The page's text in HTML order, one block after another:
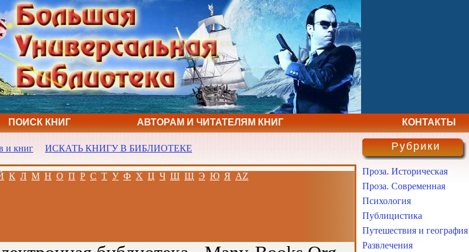
ПОИСК КНИГ АВТОРАМ И ЧИТАТЕЛЯМ КНИГ КОНТАКТЫ
и книг ИСКАТЬ КНИГУ В БИБЛИОТЕКЕ
К Л М Н О П Р С Т У Ф Х Ц Ч Ш Щ Э Ю Я AZ
Рубрики
Проза. Историческая
Проза. Современная
Психология
Публицистика
Путешествия и география
Развлечения